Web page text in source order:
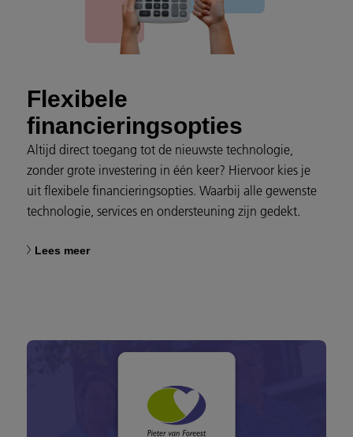
Flexibele
financieringsopties
Altijd direct toegang tot de nieuwste technologie,
zonder grote investering in één keer? Hiervoor kies je
uit flexibele financieringsopties. Waarbij alle gewenste
technologie, services en ondersteuning zijn gedekt.
Lees meer